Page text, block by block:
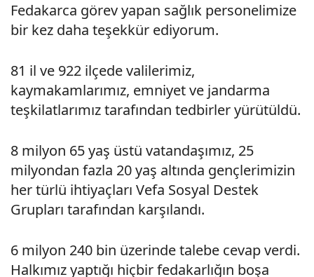
Fedakarca görev yapan sağlık personelimize
bir kez daha teşekkür ediyorum.
81 il ve 922 ilçede valilerimiz,
kaymakamlarımız, emniyet ve jandarma
teşkilatlarımız tarafından tedbirler yürütüldü.
8 milyon 65 yaş üstü vatandaşımız, 25
milyondan fazla 20 yaş altında gençlerimizin
her türlü ihtiyaçları Vefa Sosyal Destek
Grupları tarafından karşılandı.
6 milyon 240 bin üzerinde talebe cevap verdi.
Halkımız yaptığı hiçbir fedakarlığın boşa